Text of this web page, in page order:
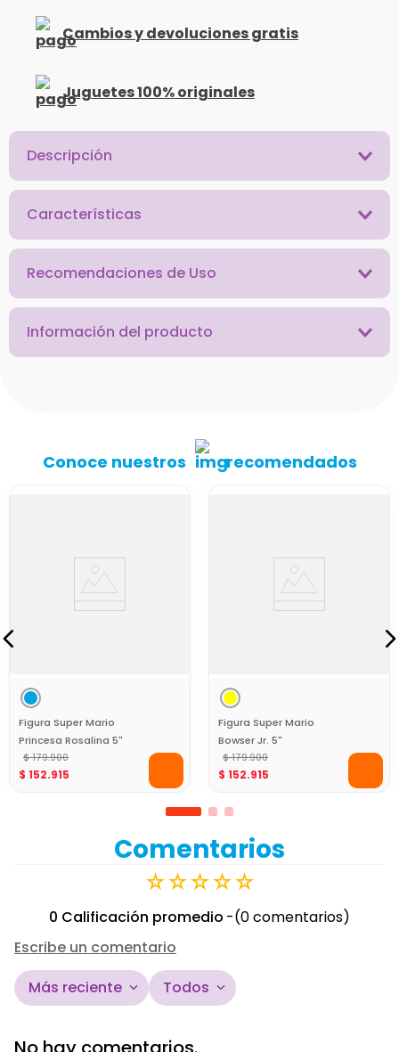
Cambios y devoluciones gratis
Juguetes 100% originales
Descripción
Características
Recomendaciones de Uso
Información del producto
Conoce nuestros recomendados
Figura Super Mario
Princesa Rosalina 5"
$ 179.900
$ 152.915
Figura Super Mario
Bowser Jr. 5"
$ 179.900
$ 152.915
Comentarios
☆☆☆☆☆
0 Calificación promedio
(0 comentarios)
Escribe un comentario
Más reciente Todos